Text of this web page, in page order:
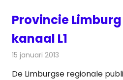
Provincie
kanaal L1
15 januari 2013
De Limburgse regionale